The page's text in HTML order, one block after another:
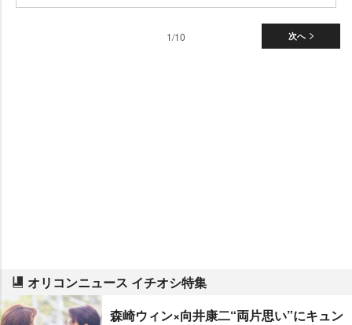
次へ
1/10
オリコンニュース イチオシ特集
森崎ウィン×向井康二“両片思い”にキュン